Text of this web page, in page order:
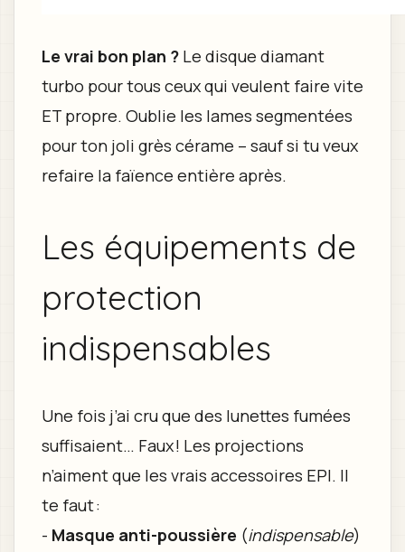
Le vrai bon plan ?Le disque diamant
turbo pour tous ceux qui veulent faire vite
ET propre. Oublie les lames segmentées
pour ton joli grès cérame – sauf si tu veux
refaire la faïence entière après.
Les équipements de
protection
indispensables
Une fois j’ai cru que des lunettes fumées
suffisaient… Faux ! Les projections
n’aiment que les vrais accessoires EPI. Il
te faut :
- Masque anti-poussière (indispensable)